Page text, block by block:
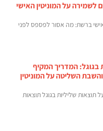
לשמירה על המוניטין האישי
אישי ברשת: מה אסור לפספס לפני
בגוגל: המדריך המקיף
השליטה על המוניטין
שליליות בגוגל תוצאות